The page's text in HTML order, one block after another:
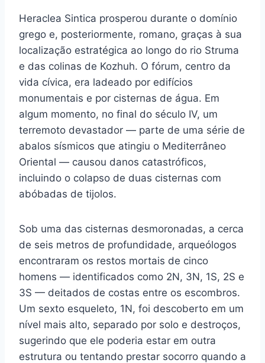
Heraclea Sintica prosperou durante o domínio
grego e, posteriormente, romano, graças à sua
localização estratégica ao longo do rio Struma
e das colinas de Kozhuh. O fórum, centro da
vida cívica, era ladeado por edifícios
monumentais e por cisternas de água. Em
algum momento, no final do século IV, um
terremoto devastador — parte de uma série de
abalos sísmicos que atingiu o Mediterrâneo
Oriental — causou danos catastróficos,
incluindo o colapso de duas cisternas com
abóbadas de tijolos.
Sob uma das cisternas desmoronadas, a cerca
de seis metros de profundidade, arqueólogos
encontraram os restos mortais de cinco
homens — identificados como 2N, 3N, 1S, 2S e
3S — deitados de costas entre os escombros.
Um sexto esqueleto, 1N, foi descoberto em um
nível mais alto, separado por solo e destroços,
sugerindo que ele poderia estar em outra
estrutura ou tentando prestar socorro quando a